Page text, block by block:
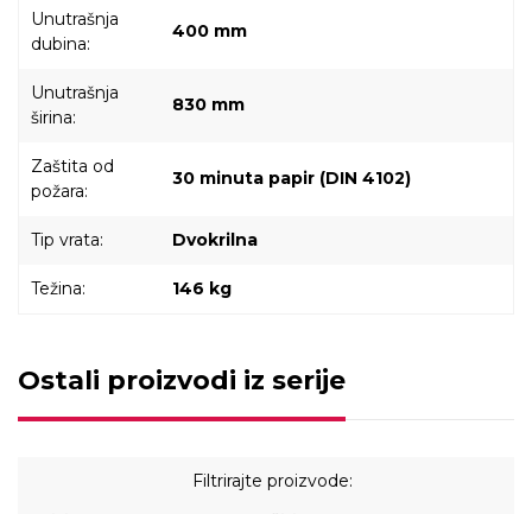
Unutrašnja
dubina:
400 mm
Unutrašnja
širina:
830 mm
Zaštita od
požara:
30 minuta papir (DIN 4102)
Tip vrata: Dvokrilna
Težina: 146 kg
Ostali proizvodi iz serije
Filtrirajte proizvode: